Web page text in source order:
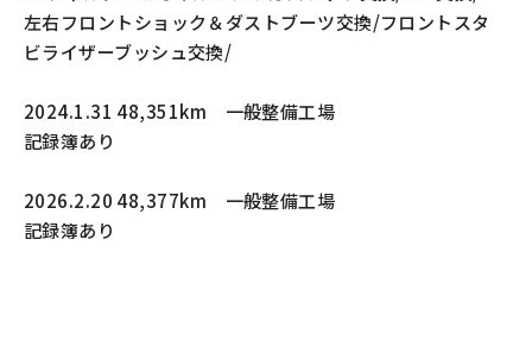
左右フロントショック＆ダストブーツ交換/フロントスタ
ビライザーブッシュ交換/
2024.1.31 48,351km 一般整備工場
記録簿あり
2026.2.20 48,377km 一般整備工場
記録簿あり